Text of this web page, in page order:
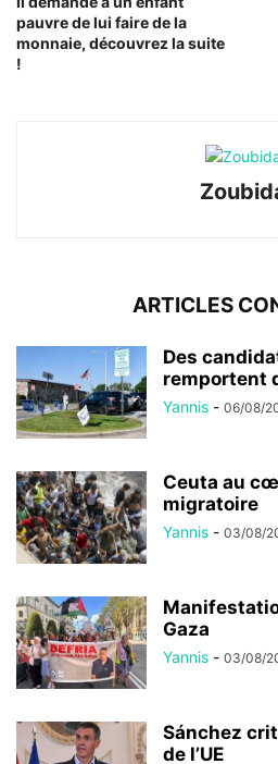
pauvre de lui faire de la
monnaie, découvrez la suite
!
ARTICLES
Des
remportent
Yannis - 06/08/
Ceuta au
migratoire
Yannis - 03/08/
Gaza
Yannis - 03/08/
Sánchez
de l’UE